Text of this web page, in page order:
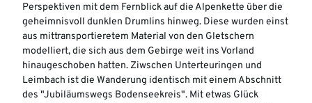
Perspektiven mit dem Fernblick auf die Alpenkette über die
geheimnisvoll dunklen Drumlins hinweg. Diese wurden einst
aus mittransportieretem Material von den Gletschern
modelliert, die sich aus dem Gebirge weit ins Vorland
hinaugeschoben hatten. Ziwschen Unterteuringen und
Leimbach ist die Wanderung identisch mit einem Abschnitt
des "Jubiläumswegs Bodenseekreis". Mit etwas Glück